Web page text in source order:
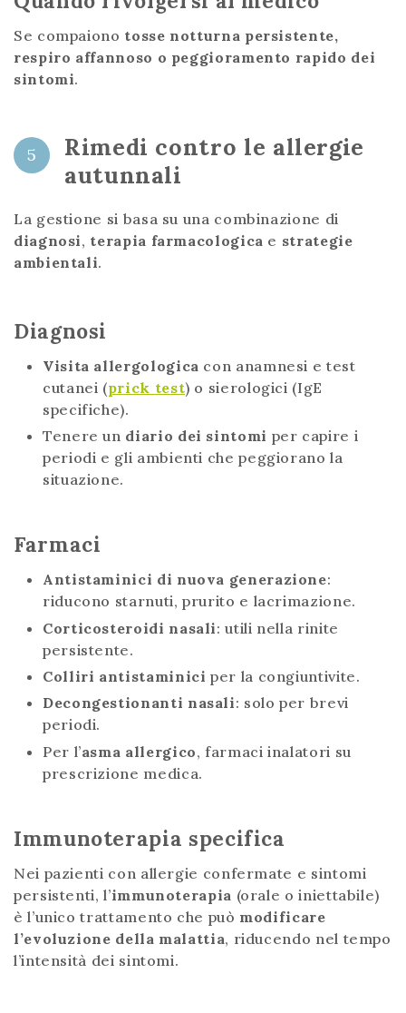
Se compaiono tosse notturna persistente,
respiro affannoso o peggioramento rapido dei
sintomi.
5
Rimedi contro le allergie
autunnali
La gestione si basa su una combinazione di
diagnosi, terapia farmacologica e strategie
ambientali.
Diagnosi
Visita allergologica con anamnesi e test
cutanei (prick test) o sierologici (IgE
specifiche).
Tenere un diario dei sintomi per capire i
periodi e gli ambienti che peggiorano la
situazione.
Farmaci
Antistaminici di nuova generazione:
riducono starnuti, prurito e lacrimazione.
Corticosteroidi nasali: utili nella rinite
persistente.
Colliri antistaminici per la congiuntivite.
Decongestionanti nasali: solo per brevi
periodi.
Per l’asma allergico, farmaci inalatori su
prescrizione medica.
Immunoterapia specifica
Nei pazienti con allergie confermate e sintomi
persistenti, l’immunoterapia (orale o iniettabile)
è l’unico trattamento che può modificare
l’evoluzione della malattia, riducendo nel tempo
l’intensità dei sintomi.